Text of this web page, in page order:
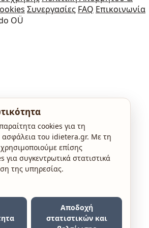
Συνεργασίες FAQ Επικοινωνία
OÜ
cookies για τη
ασφάλεια του idietera.gr. Με τη
επίσης
για συγκεντρωτικά στατιστικά
της υπηρεσίας.
Αποδοχή
στατιστικών και